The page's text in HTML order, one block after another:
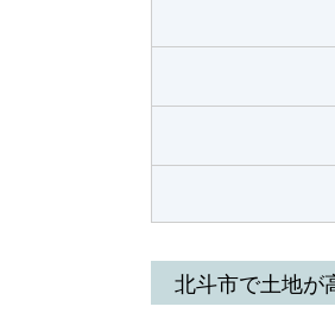
北斗市で土地が